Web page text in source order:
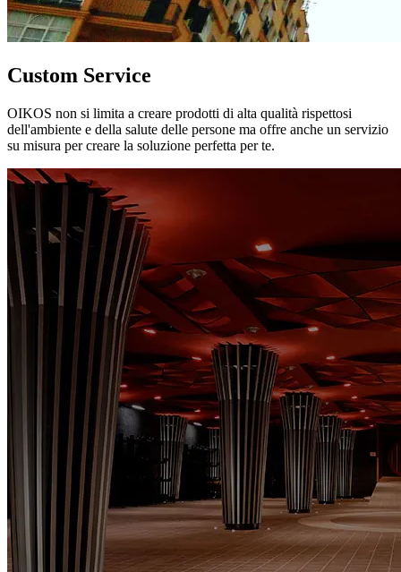
Custom Service
OIKOS non si limita a creare prodotti di alta qualità rispettosi
dell'ambiente e della salute delle persone ma offre anche un servizio
su misura per creare la soluzione perfetta per te.